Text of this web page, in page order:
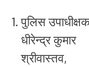
पुलिस
धीरेन्द्र कुमार
श्रीवास्तव,